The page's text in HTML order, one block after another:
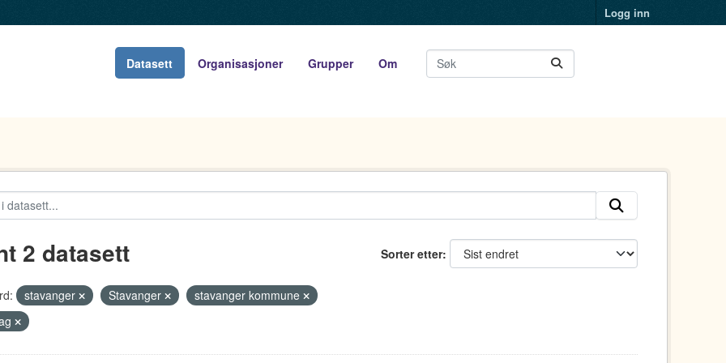
Logg inn
Datasett Organisasjoner Grupper Om
Sorter etter
2 datasett
stavanger Stavanger
stavanger kommune